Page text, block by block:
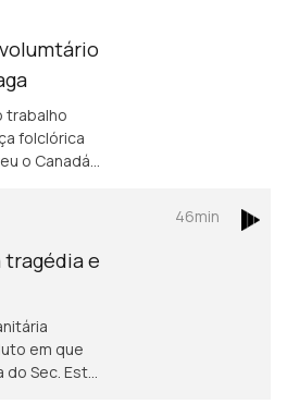
trabalho
folclórica
o Canadá
tragédia e
em que
Est
46min